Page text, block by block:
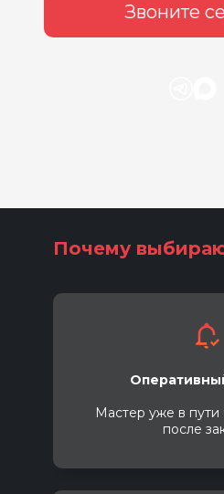
Звоните
Почему
Мастер уже в пути
после